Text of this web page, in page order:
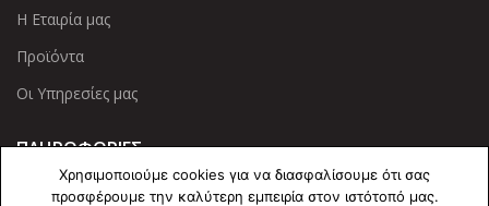
Η Εταιρία μας
Προϊόντα
Οι Υπηρεσίες μας
ΠΛΗΡΟΦΟΡΙΕΣ
Πολιτική Απορρήτου
Χρησιμοποιούμε cookies για να διασφαλίσουμε ότι σας
προσφέρουμε την καλύτερη εμπειρία στον ιστότοπό μας.